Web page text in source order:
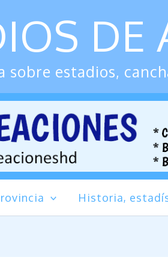
DE
sobre estadios,
Historia,